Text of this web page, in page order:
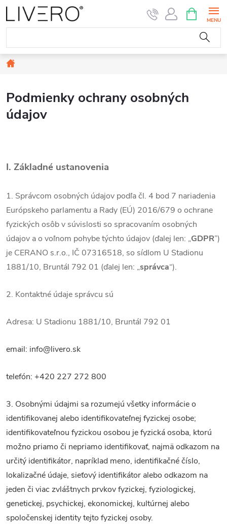
Prejsť
na
obsah
KOŠÍK
Podmienky ochrany osobných
údajov
I. Základné ustanovenia
1. Správcom osobných údajov podľa čl. 4 bod 7 nariadenia
Európskeho parlamentu a Rady (EÚ) 2016/679 o ochrane
fyzických osôb v súvislosti so spracovaním osobných
údajov a o voľnom pohybe týchto údajov (ďalej len: „GDPR”)
je CERANO s.r.o., IČ 07316518, so sídlom U Stadionu
1881/10, Bruntál 792 01 (ďalej len: „správca“).
2. Kontaktné údaje správcu sú
Adresa: U Stadionu 1881/10, Bruntál 792 01
email: info@livero.sk
telefón: +420 227 272 800
3. Osobnými údajmi sa rozumejú všetky informácie o
identifikovanej alebo identifikovateľnej fyzickej osobe;
identifikovateľnou fyzickou osobou je fyzická osoba, ktorú
možno priamo či nepriamo identifikovať, najmä odkazom na
určitý identifikátor, napríklad meno, identifikačné číslo,
lokalizačné údaje, sieťový identifikátor alebo odkazom na
jeden či viac zvláštnych prvkov fyzickej, fyziologickej,
genetickej, psychickej, ekonomickej, kultúrnej alebo
spoločenskej identity tejto fyzickej osoby.